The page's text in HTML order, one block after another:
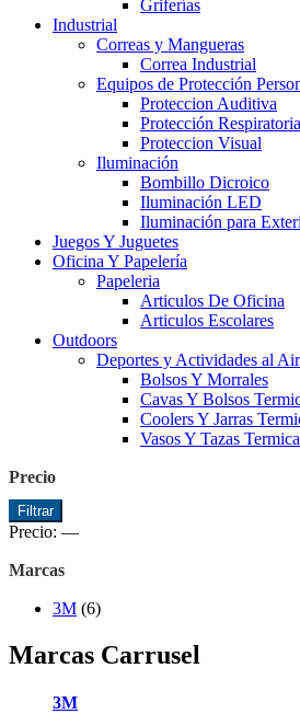
Griferías
Industrial
Correas y Mangueras
Correa Industrial
Equipos de Protección
Proteccion Auditiva
Protección Respiratoria
Proteccion Visual
Iluminación
Bombillo Dicroico
Iluminación LED
Iluminación para
Juegos Y Juguetes
Oficina Y Papelería
Papeleria
Articulos De Oficina
Articulos Escolares
Outdoors
Deportes y Actividades al
Bolsos Y Morrales
Cavas Y Bolsos
Coolers Y Jarras
Vasos Y Tazas
Precio
Precio
mínimo
Precio
máximo
Filtrar
Precio: —
Marcas
3M (6)
Marcas Carrusel
3M